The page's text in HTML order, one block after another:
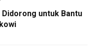
untuk Bantu